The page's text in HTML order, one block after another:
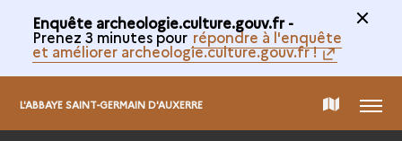
Enquête archeologie.culture.gouv.fr -
Prenez 3 minutes pour répondre à l'enquête
et améliorer archeologie.culture.gouv.fr !
L'ABBAYE SAINT-GERMAIN D'AUXERRE CARTE MENU